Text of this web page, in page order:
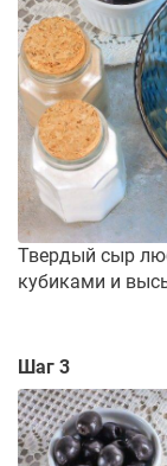
Твердый сыр
кубиками и
Шаг 3